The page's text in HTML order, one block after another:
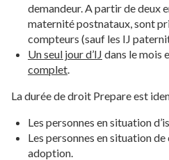
demandeur. A partir de deux
maternité postnataux, sont
compteurs (sauf les IJ
Un seul jour d’IJ dans le mois
complet.
La durée de droit Prepare est
Les personnes en situation
Les personnes en situation de
adoption.